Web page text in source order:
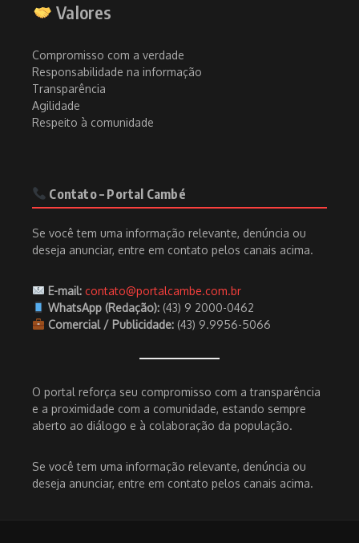
Valores
Compromisso com a verdade
Responsabilidade na informação
Transparência
Agilidade
Respeito à comunidade
Contato – Portal Cambé
Se você tem uma informação relevante, denúncia ou
deseja anunciar, entre em contato pelos canais acima.
E-mail: contato@portalcambe.com.br
WhatsApp (Redação):(43) 9 2000-0462
Comercial / Publicidade:(43) 9.9956-5066
O portal reforça seu compromisso com a transparência
e a proximidade com a comunidade, estando sempre
aberto ao diálogo e à colaboração da população.
Se você tem uma informação relevante, denúncia ou
deseja anunciar, entre em contato pelos canais acima.